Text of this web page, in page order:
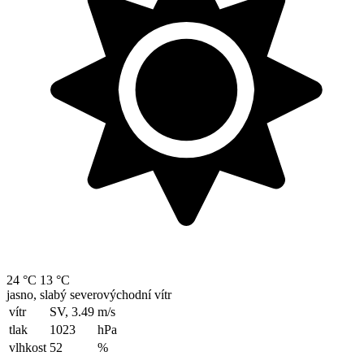
24 °C 13 °C
jasno, slabý severovýchodní vítr
vítr
SV, 3.49 m/s
tlak
1023
hPa
vlhkost 52
%